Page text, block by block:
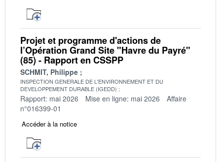
Projet et programme d'actions de
l’Opération Grand Site "Havre du Payré"
(85) - Rapport en CSSPP
SCHMIT, Philippe
INSPECTION GENERALE DE L'ENVIRONNEMENT ET DU
DEVELOPPEMENT DURABLE (IGEDD)
Rapport: mai 2026 Mise en ligne: mai 2026
Affaire
n°016399-01
Accéder à la notice